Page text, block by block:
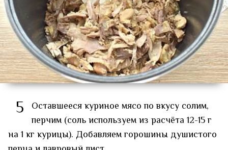
5
Оставшееся куриное мясо по вкусу солим,
перчим (соль используем из расчёта 12-15 г
на 1 кг курицы). Добавляем горошины душистого